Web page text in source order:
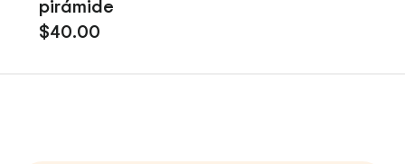
pirámide
$40.00